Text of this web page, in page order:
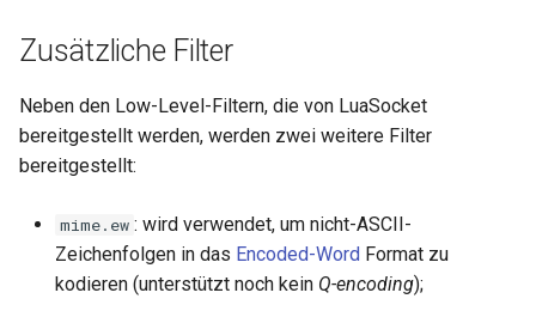
fancyindex
fips-check
flv
form-input
geoip
Zusätzliche Filter
Neben den Low-Level-Filtern, die von LuaSocket
bereitgestellt werden, werden zwei weitere Filter
bereitgestellt:
mime.ew : wird verwendet, um nicht-ASCII-
Zeichenfolgen in das Encoded-Word Format zu
kodieren (unterstützt noch kein Q-encoding);